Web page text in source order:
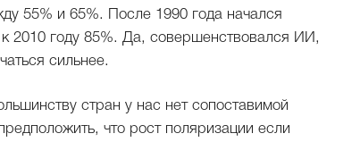
55% и 65%. После 1990 года начался
к 2010 году 85%. Да, совершенствовался ИИ,
сильнее.
стран у нас нет сопоставимой
что рост поляризации если